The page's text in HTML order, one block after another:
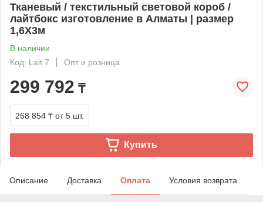
Тканевый / текстильный световой короб /
лайтбокс изготовление в Алматы | размер
1,6X3м
В наличии
Код: Lait 7
Опт и розница
299 792 ₸
268 854 ₸ от 5 шт.
Купить
Описание Доставка Оплата Условия возврата